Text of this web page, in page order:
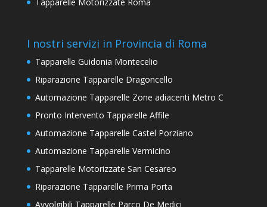
Tapparelle Motorizzate Roma
I nostri servizi in Provincia di Roma
Tapparelle Guidonia Montecelio
Riparazione Tapparelle Dragoncello
Automazione Tapparelle Zone adiacenti Metro C
Pronto Intervento Tapparelle Affile
Automazione Tapparelle Castel Porziano
Automazione Tapparelle Vermicino
Tapparelle Motorizzate San Cesareo
Riparazione Tapparelle Prima Porta
Avvolgibili Tapparelle Parco De Medici